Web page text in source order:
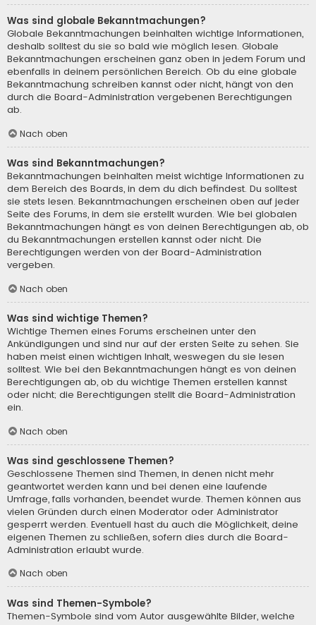
Was sind globale Bekanntmachungen?
Globale Bekanntmachungen beinhalten wichtige Informationen,
deshalb solltest du sie so bald wie möglich lesen. Globale
Bekanntmachungen erscheinen ganz oben in jedem Forum und
ebenfalls in deinem persönlichen Bereich. Ob du eine globale
Bekanntmachung schreiben kannst oder nicht, hängt von den
durch die Board-Administration vergebenen Berechtigungen
ab.
Nach oben
Was sind Bekanntmachungen?
Bekanntmachungen beinhalten meist wichtige Informationen zu
dem Bereich des Boards, in dem du dich befindest. Du solltest
sie stets lesen. Bekanntmachungen erscheinen oben auf jeder
Seite des Forums, in dem sie erstellt wurden. Wie bei globalen
Bekanntmachungen hängt es von deinen Berechtigungen ab, ob
du Bekanntmachungen erstellen kannst oder nicht. Die
Berechtigungen werden von der Board-Administration
vergeben.
Nach oben
Was sind wichtige Themen?
Wichtige Themen eines Forums erscheinen unter den
Ankündigungen und sind nur auf der ersten Seite zu sehen. Sie
haben meist einen wichtigen Inhalt, weswegen du sie lesen
solltest. Wie bei den Bekanntmachungen hängt es von deinen
Berechtigungen ab, ob du wichtige Themen erstellen kannst
oder nicht; die Berechtigungen stellt die Board-Administration
ein.
Nach oben
Was sind geschlossene Themen?
Geschlossene Themen sind Themen, in denen nicht mehr
geantwortet werden kann und bei denen eine laufende
Umfrage, falls vorhanden, beendet wurde. Themen können aus
vielen Gründen durch einen Moderator oder Administrator
gesperrt werden. Eventuell hast du auch die Möglichkeit, deine
eigenen Themen zu schließen, sofern dies durch die Board-
Administration erlaubt wurde.
Nach oben
Was sind Themen-Symbole?
Themen-Symbole sind vom Autor ausgewählte Bilder, welche